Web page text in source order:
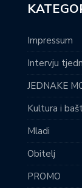
Impressum
Intervju
JEDNAKE
Kultura i
Mladi
Obitelj
PROMO